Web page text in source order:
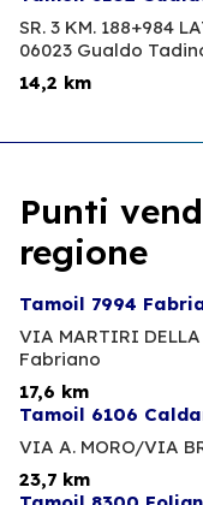
SR. 3 KM. 188+984
06023 Gualdo
14,2 km
Punti
regione
Tamoil 7994
VIA MARTIRI DELLA
Fabriano
17,6 km
Tamoil 6106
VIA A. MORO/VIA
23,7 km